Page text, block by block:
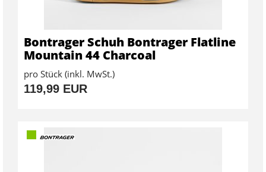
Bontrager Schuh Bontrager Flatline
Mountain 44 Charcoal
pro Stück (inkl. MwSt.)
119,99 EUR